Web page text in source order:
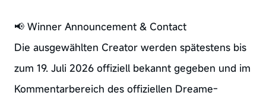
📢 Winner Announcement & Contact
Die ausgewählten Creator werden spätestens bis
zum 19. Juli 2026 offiziell bekannt gegeben und im
Kommentarbereich des offiziellen Dreame-